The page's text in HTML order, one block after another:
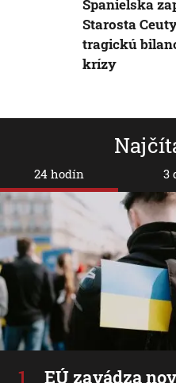
24 hodín
EÚ zavádza
3
Španielska
Starosta
tragickú
krízy